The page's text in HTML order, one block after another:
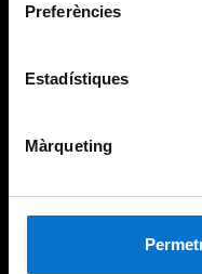
Preferències
Estadístiques
Màrqueting